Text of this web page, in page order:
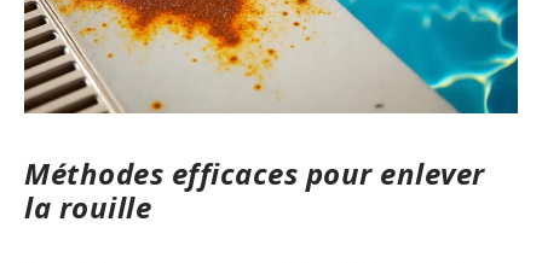
Méthodes efficaces pour enlever
la rouille